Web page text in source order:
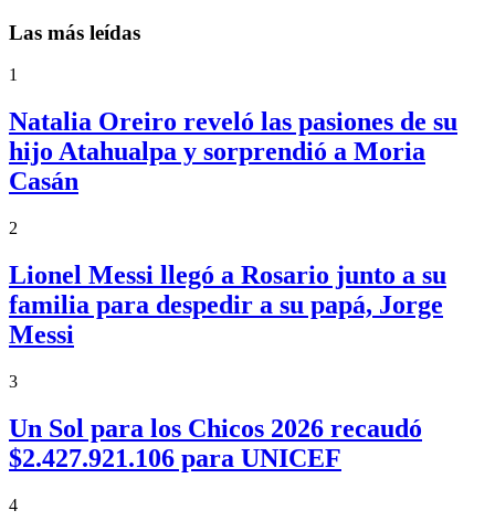
Las más leídas
1
Natalia Oreiro reveló las pasiones de su
hijo Atahualpa y sorprendió a Moria
Casán
2
Lionel Messi llegó a Rosario junto a su
familia para despedir a su papá, Jorge
Messi
3
Un Sol para los Chicos 2026 recaudó
$2.427.921.106 para UNICEF
4